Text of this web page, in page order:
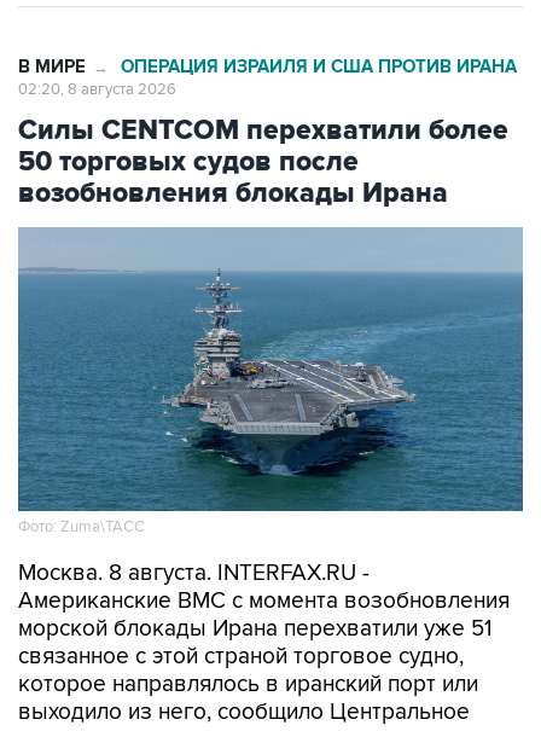
Силы CENTCOM перехватили более
50 торговых судов после
возобновления блокады Ирана
Фото: Zuma\ТАСС
Москва. 8 августа. INTERFAX.RU -
морской блокады Ирана перехватили уже 51
связанное с этой страной торговое судно,
которое направлялось в иранский порт или
выходило из него, сообщило Центральное
командование ВС США на Ближнем Востоке
(CENTCOM).